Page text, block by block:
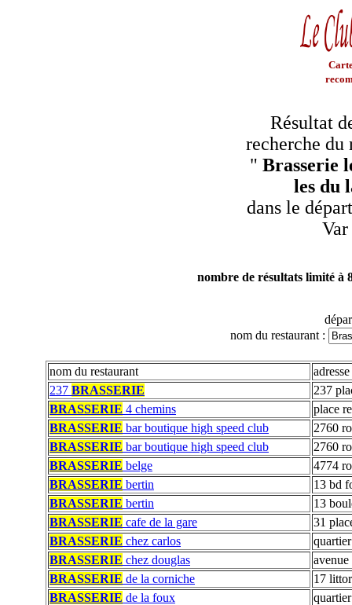
Résultat
recherche du
" Brasserie
les du
dans le
Var
nombre de résultats limité à
nom du restaurant :
nom du restaurant
adresse
237 BRASSERIE
237
BRASSERIE 4 chemins
place
BRASSERIE bar boutique high speed club
2760
BRASSERIE bar boutique high speed club
2760
BRASSERIE belge
4774
BRASSERIE bertin
13 bd
BRASSERIE bertin
13
BRASSERIE cafe de la gare
31
BRASSERIE chez carlos
BRASSERIE chez douglas
BRASSERIE de la corniche
17
BRASSERIE de la foux